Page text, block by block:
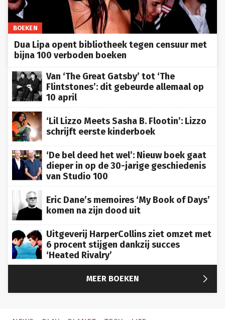
BOEKEN
Dua Lipa opent bibliotheek tegen censuur met
bijna 100 verboden boeken
Van ‘The Great Gatsby’ tot ‘The
Flintstones’: dit gebeurde allemaal op
10 april
‘Lil Lizzo Meets Sasha B. Flootin’: Lizzo
schrijft eerste kinderboek
‘De bel deed het wel’: Nieuw boek gaat
dieper in op de 30-jarige geschiedenis
van Studio 100
Eric Dane’s memoires ‘My Book of Days’
komen na zijn dood uit
Uitgeverij HarperCollins ziet omzet met
6 procent stijgen dankzij succes
‘Heated Rivalry’
MEER BOEKEN 